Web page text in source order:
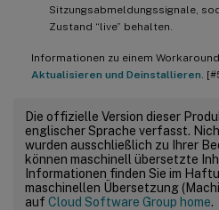
Sitzungsabmeldungssignale,
Zustand “live” behalten.
Informationen zu einem
Aktualisieren und Deinstallieren .
Die offizielle Version dieser
englischer Sprache verfasst.
wurden ausschließlich zu Ihrer
können maschinell übersetzte
Informationen finden Sie im
maschinellen Übersetzung
auf Cloud Software Group home.